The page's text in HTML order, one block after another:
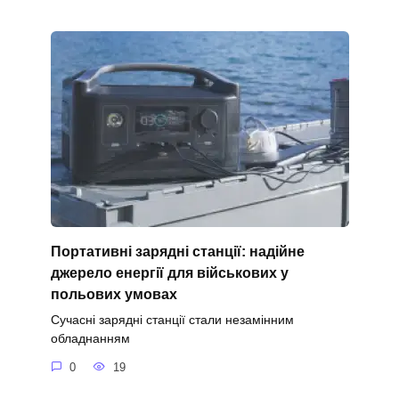
Портативні зарядні станції: надійне
джерело енергії для військових у
польових умовах
Сучасні зарядні станції стали незамінним
обладнанням
0 19